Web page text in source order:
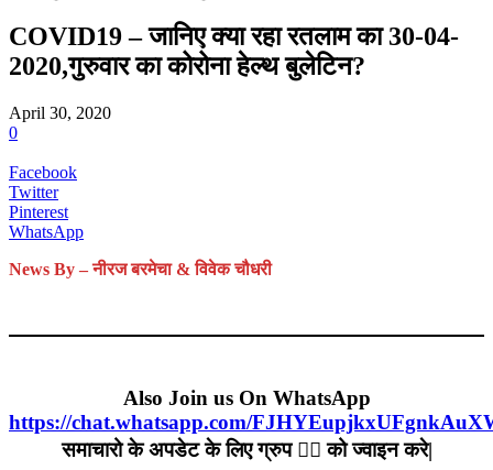
COVID19 – जानिए क्या रहा रतलाम का 30-04-
2020,गुरुवार का कोरोना हेल्‍थ बुलेटिन?
April 30, 2020
0
Facebook
Twitter
Pinterest
WhatsApp
News By – नीरज बरमेचा & विवेक चौधरी
Also Join us On WhatsApp
https://chat.whatsapp.com/
समाचारो के अपडेट के लिए ग्रुप ☝🏻 को ज्वाइन करे|